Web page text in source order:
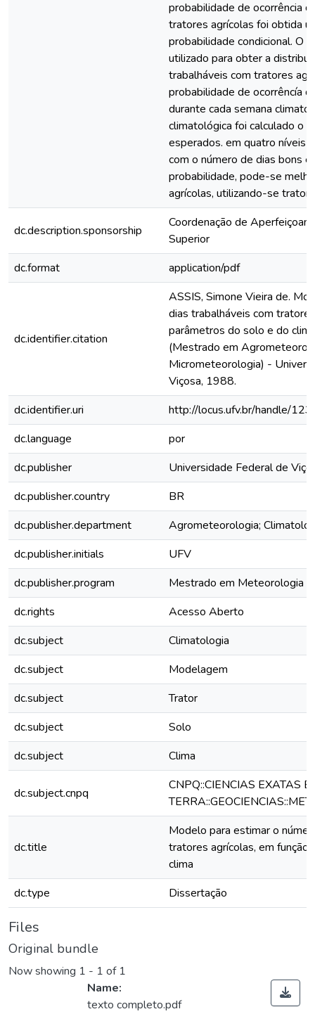
probabilidade de ocorrência
tratores agrícolas foi obtida
probabilidade condicional. O
utilizado para obter a
trabalháveis com tratores
probabilidade de ocorrêncía
durante cada semana
climatológica foi calculado o
esperados. em quatro níveis
com o número de dias bons
probabilidade, pode-se
agrícolas, utilizando-se
dc.description.sponsorship
Coordenação de
Superior
dc.format
application/pdf
dc.identifier.citation
ASSIS, Simone Vieira de.
dias trabalháveis com
parâmetros do solo e do
(Mestrado em
Micrometeorologia) -
Viçosa, 1988.
dc.identifier.uri
http://locus.ufv.br/handle/
dc.language
por
dc.publisher
Universidade Federal de
dc.publisher.country
BR
dc.publisher.department
Agrometeorologia;
dc.publisher.initials
UFV
dc.publisher.program
Mestrado em Meteorologia
dc.rights
Acesso Aberto
dc.subject
Climatologia
dc.subject
Modelagem
dc.subject
Trator
dc.subject
Solo
dc.subject
Clima
dc.subject.cnpq
CNPQ::CIENCIAS EXATAS
dc.title
Modelo para estimar o
tratores agrícolas, em
clima
dc.type
Dissertação
Files
Original bundle
Now showing 1 - 1 of 1
Name:
texto completo.pdf